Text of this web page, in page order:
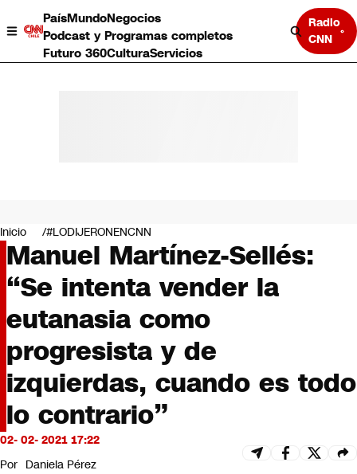
PaísMundoNegocios
Podcast y Programas completos
Futuro 360CulturaServicios
Radio
CNN
Negocios
Deportes
Programas completos
Cultura
Servicios
Bits
CNN tiempo
Futuro 360
Opinión
Inicio #LODIJERONENCNN
Manuel Martínez-Sellés:
“Se intenta vender la
eutanasia como
progresista y de
izquierdas, cuando es todo
lo contrario”
02- 02- 2021 17:22
Por Daniela Pérez